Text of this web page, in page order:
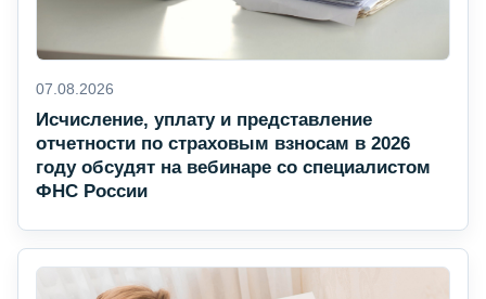
07.08.2026
Исчисление, уплату и представление
отчетности по страховым взносам в 2026
году обсудят на вебинаре со специалистом
ФНС России